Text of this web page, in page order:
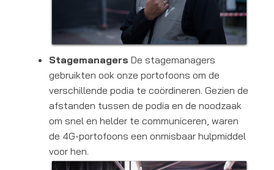
Stagemanagers De stagemanagers
gebruikten ook onze portofoons om de
verschillende podia te coördineren. Gezien de
afstanden tussen de podia en de noodzaak
om snel en helder te communiceren, waren
de 4G-portofoons een onmisbaar hulpmiddel
voor hen.